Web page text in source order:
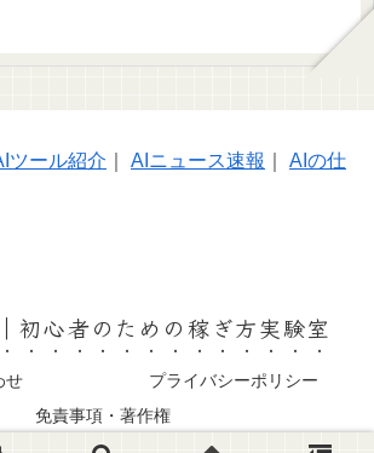
ツール紹介 AIニュース速報
AIの仕
初心者のための稼ぎ方実験室
せ
プライバシーポリシー
免責事項・著作権